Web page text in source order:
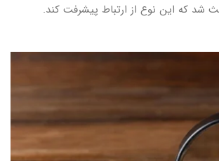
شد که این نوع از ارتباط پیشرفت کند.